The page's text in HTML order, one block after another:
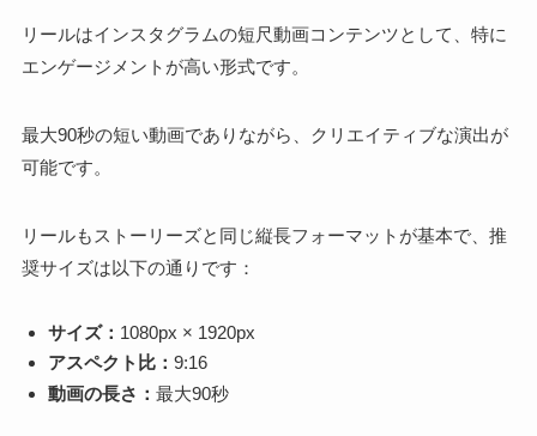
リールはインスタグラムの短尺動画コンテンツとして、特に
エンゲージメントが高い形式です。
最大90秒の短い動画でありながら、クリエイティブな演出が
可能です。
リールもストーリーズと同じ縦長フォーマットが基本で、推
奨サイズは以下の通りです：
サイズ： 1080px × 1920px
アスペクト比：9:16
動画の長さ：最大90秒